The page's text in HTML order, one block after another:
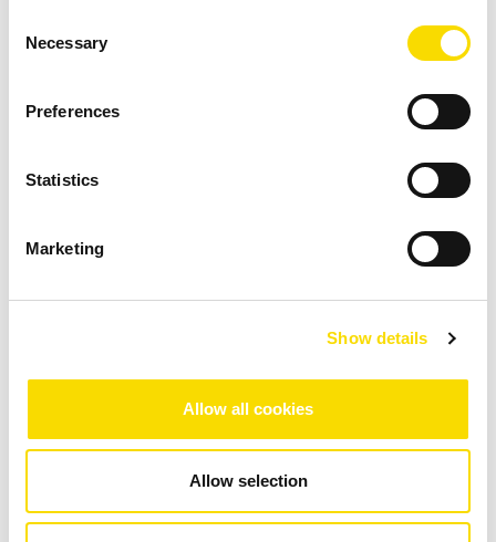
Selection
Necessary
Preferences
Statistics
Marketing
Show details
Allow all cookies
Allow selection